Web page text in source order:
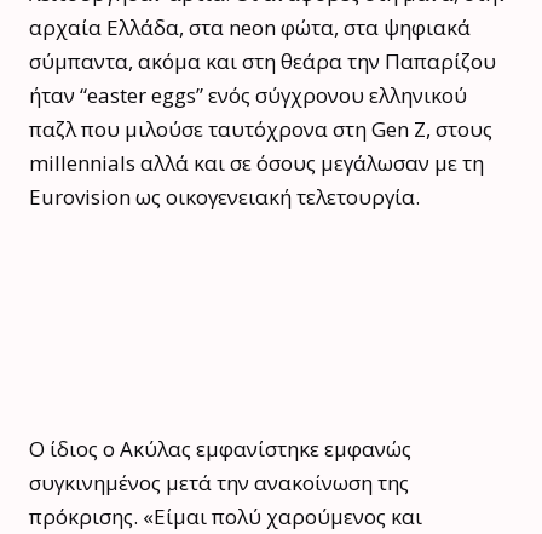
αρχαία Ελλάδα, στα neon φώτα, στα ψηφιακά
σύμπαντα, ακόμα και στη θεάρα την Παπαρίζου
ήταν “easter eggs” ενός σύγχρονου ελληνικού
παζλ που μιλούσε ταυτόχρονα στη Gen Z, στους
millennials αλλά και σε όσους μεγάλωσαν με τη
Eurovision ως οικογενειακή τελετουργία.
Ο ίδιος ο Ακύλας εμφανίστηκε εμφανώς
συγκινημένος μετά την ανακοίνωση της
πρόκρισης. «Είμαι πολύ χαρούμενος και